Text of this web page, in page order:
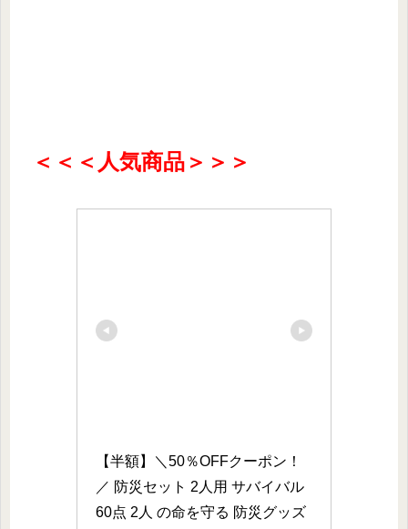
＜＜＜人気商品＞＞＞
【半額】＼50％OFFクーポン！
／ 防災セット 2人用 サバイバル
60点 2人 の命を守る 防災グッズ